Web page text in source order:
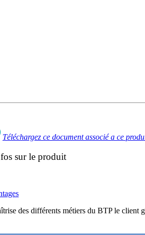
Téléchargez ce document associé a ce
sur le produit
des différents métiers du BTP le client